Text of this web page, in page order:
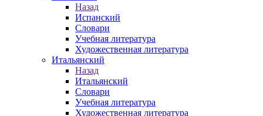
Назад
Испанский
Словари
Учебная литература
Художественная литература
Итальянский
Назад
Итальянский
Словари
Учебная литература
Художественная литература